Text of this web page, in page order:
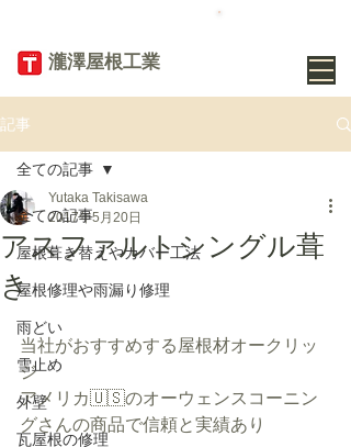
​瀧澤屋根工業
記事
全ての記事
屋根葺き替えやカバー工法
屋根修理や雨漏り修理
雨どい
雪止め
外壁
瓦屋根の修理
全ての記事
アスファルトシングル葺
き
Yutaka Takisawa
2017年5月20日
当社がおすすめする屋根材オークリッ
ジ
アメリカ🇺🇸のオーウェンスコーニン
グさんの商品で信頼と実績あり